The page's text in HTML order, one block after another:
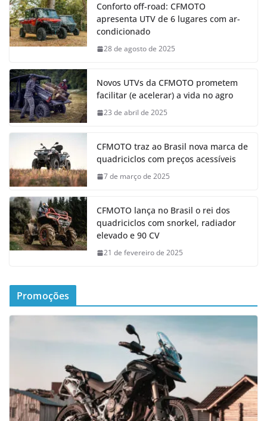
Conforto off-road: CFMOTO
apresenta UTV de 6 lugares com ar-
condicionado
28 de agosto de 2025
Novos UTVs da CFMOTO prometem
facilitar (e acelerar) a vida no agro
23 de abril de 2025
CFMOTO traz ao Brasil nova marca de
quadriciclos com preços acessíveis
7 de março de 2025
CFMOTO lança no Brasil o rei dos
quadriciclos com snorkel, radiador
elevado e 90 CV
21 de fevereiro de 2025
Promoções